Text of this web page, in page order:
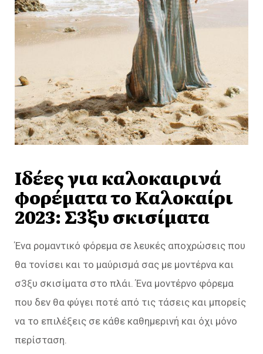
Ιδέες για καλοκαιρινά
φορέματα το Καλοκαίρι
2023: Σ3ξυ σκισίματα
Ένα ρομαντικό φόρεμα σε λευκές αποχρώσεις που
θα τονίσει και το μαύρισμά σας με μοντέρνα και
σ3ξυ σκισίματα στο πλάι. Ένα μοντέρνο φόρεμα
που δεν θα φύγει ποτέ από τις τάσεις και μπορείς
να το επιλέξεις σε κάθε καθημερινή και όχι μόνο
περίσταση.